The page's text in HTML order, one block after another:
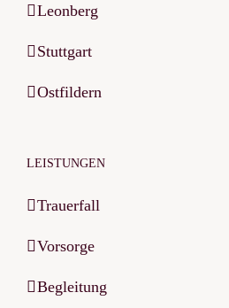
Leonberg
Stuttgart
Ostfildern
LEISTUNGEN
Trauerfall
Vorsorge
Begleitung